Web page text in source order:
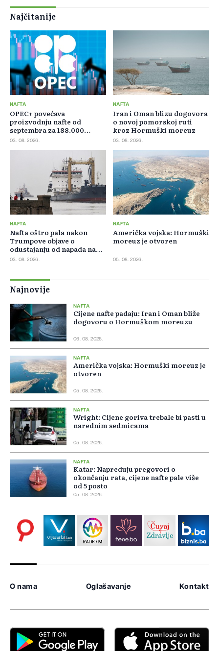
Najčitanije
NAFTA
OPEC+ povećava
proizvodnju nafte od
septembra za 188.000
barela dnevno
03. 08. 2026.
NAFTA
Iran i Oman blizu dogovora
o novoj pomorskoj ruti
kroz Hormuški moreuz
03. 08. 2026.
NAFTA
Nafta oštro pala nakon
Trumpove objave o
odustajanju od napada na
Iran
03. 08. 2026.
NAFTA
Američka vojska: Hormuški
moreuz je otvoren
05. 08. 2026.
Najnovije
NAFTA
Cijene nafte padaju: Iran i Oman bliže
dogovoru o Hormuškom moreuzu
06. 08. 2026.
NAFTA
Američka vojska: Hormuški moreuz je
otvoren
05. 08. 2026.
NAFTA
Wright: Cijene goriva trebale bi pasti u
narednim sedmicama
05. 08. 2026.
NAFTA
Katar: Napreduju pregovori o
okončanju rata, cijene nafte pale više
od 5 posto
05. 08. 2026.
O nama Oglašavanje Kontakt